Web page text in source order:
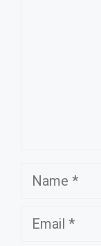
Name
Email